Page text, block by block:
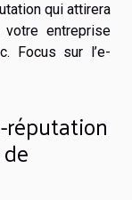
qui attirera
entreprise
Focus sur l’e-
réputation